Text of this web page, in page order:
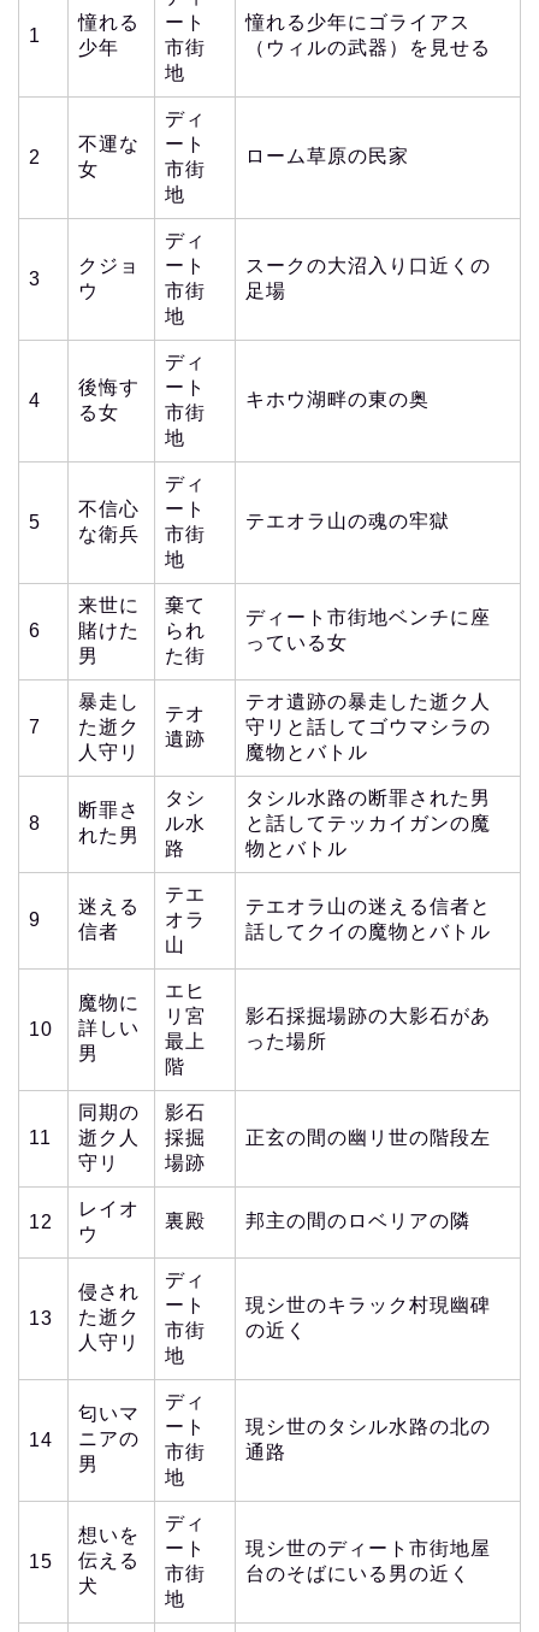
1
憧れる
少年
ート
市街
地
憧れる少年にゴライアス
（ウィルの武器）を見せる
2
不運な
女
ディ
ート
市街
地
ローム草原の民家
3
クジョ
ウ
ディ
ート
市街
地
スークの大沼入り口近くの
足場
4
後悔す
る女
ディ
ート
市街
地
キホウ湖畔の東の奥
5
不信心
な衛兵
ディ
ート
市街
地
テエオラ山の魂の牢獄
6
来世に
賭けた
男
棄て
られ
た街
ディート市街地ベンチに座
っている女
7
暴走し
た逝ク
人守リ
テオ
遺跡
テオ遺跡の暴走した逝ク人
守リと話してゴウマシラの
魔物とバトル
8
断罪さ
れた男
タシ
ル水
路
タシル水路の断罪された男
と話してテッカイガンの魔
物とバトル
9
迷える
信者
テエ
オラ
山
テエオラ山の迷える信者と
話してクイの魔物とバトル
10
魔物に
詳しい
男
エヒ
リ宮
最上
階
影石採掘場跡の大影石があ
った場所
11
同期の
逝ク人
守リ
影石
採掘
場跡
正玄の間の幽リ世の階段左
12
レイオ
ウ
裏殿 邦主の間のロベリアの隣
13
侵され
た逝ク
人守リ
ディ
ート
市街
地
現シ世のキラック村現幽碑
の近く
14
匂いマ
ニアの
男
ディ
ート
市街
地
現シ世のタシル水路の北の
通路
15
想いを
伝える
犬
ディ
ート
市街
地
現シ世のディート市街地屋
台のそばにいる男の近く